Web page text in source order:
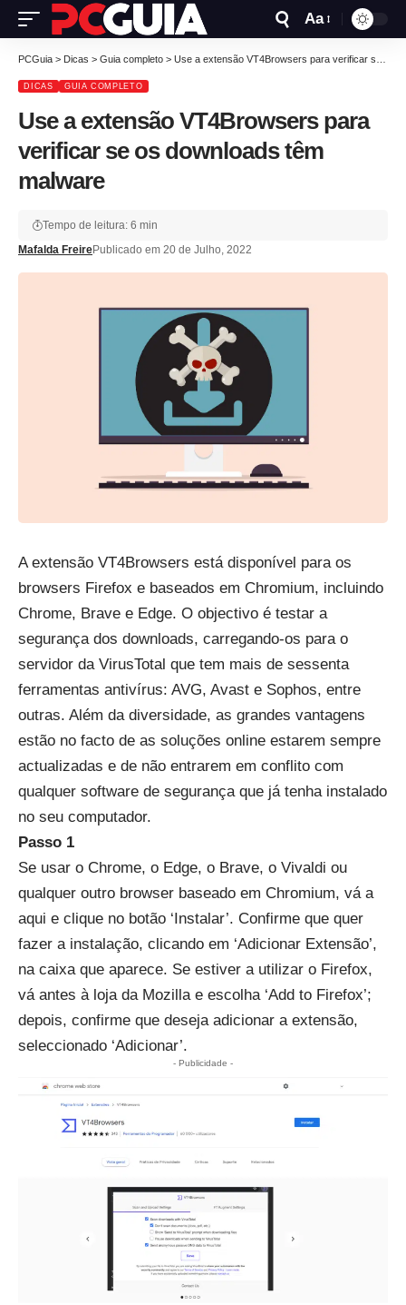
Aa
PCGuia > Dicas > Guia completo > Use a extensão VT4Browsers para verificar se os downloads têm malware
DICAS GUIA COMPLETO
Use a extensão VT4Browsers para
verificar se os downloads têm
malware
Mafalda FreirePublicado em 20 de Julho, 2022
Tempo de leitura: 6 min
A extensão VT4Browsers está disponível para os
browsers Firefox e baseados em Chromium, incluindo
Chrome, Brave e Edge. O objectivo é testar a
segurança dos downloads, carregando-os para o
servidor da VirusTotal que tem mais de sessenta
ferramentas antivírus: AVG, Avast e Sophos, entre
outras. Além da diversidade, as grandes vantagens
estão no facto de as soluções online estarem sempre
actualizadas e de não entrarem em conflito com
qualquer software de segurança que já tenha instalado
no seu computador.
Passo 1
Se usar o Chrome, o Edge, o Brave, o Vivaldi ou
qualquer outro browser baseado em Chromium, vá a
aqui e clique no botão ‘Instalar’. Confirme que quer
fazer a instalação, clicando em ‘Adicionar Extensão’,
na caixa que aparece. Se estiver a utilizar o Firefox,
vá antes à loja da Mozilla e escolha ‘Add to Firefox’;
depois, confirme que deseja adicionar a extensão,
seleccionado ‘Adicionar’.
- Publicidade -